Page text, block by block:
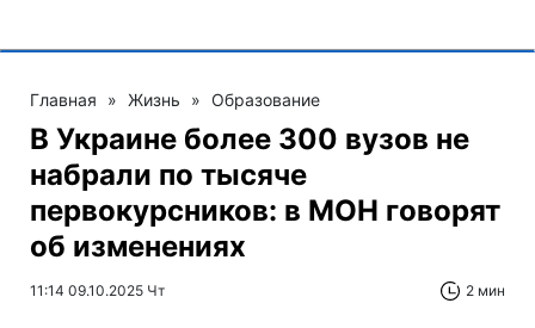
Главная » Жизнь » Образование
В Украине более 300 вузов не
набрали по тысяче
первокурсников: в МОН говорят
об изменениях
11:14 09.10.2025 Чт 2 мин